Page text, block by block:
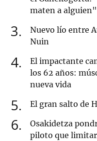
maten a alguien"
3
Nuevo lío entre
Nuin
4
El impactante
los 62 años:
nueva vida
5 El gran salto de
6
Osakidetza
piloto que